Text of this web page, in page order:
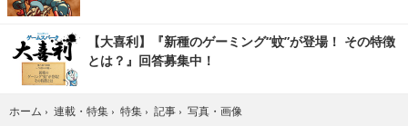
【大喜利】『新種のゲーミング“蚊”が登場！ その特徴
とは？』回答募集中！
ホーム › 連載・特集 › 特集 › 記事 › 写真・画像